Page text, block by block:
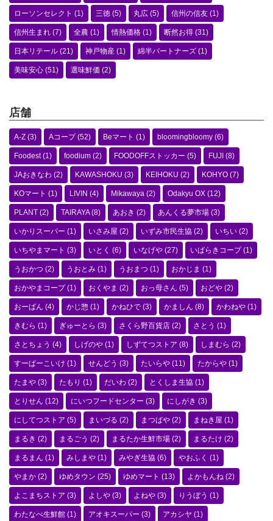
ローソンセレクト (1) 三徳 (5) 丸広 (5) 信州の信友 (1)
信州生まれ (7) 全農 (1) 情熱価格 (1) 断然お得 (31)
日本リテール (21) 神戸物産 (1) 綿半パートナーズ (1)
美味安心 (51) 選味鮮価 (2)
店舗
A-Z (3) Aコープ(52) Beマート (1) bloomingbloomy (6)
Foodest(1) foodium (2) FOODOFFストッカー (5) FUJI (8)
JAおきなわ (2) KAWASHOKU (3) KEIHOKU (2) KOHYO (7)
KOマート (1) LIVIN (4) Mikawaya (2) Odakyu OX (12)
PLANT (2) TAIRAYA(8) あおき (2) あんくる夢市場 (3)
いかりスーパー (1) いさみ屋 (2) いずみ市民生協 (2) いちい (2)
いちやまマート (3) いとく (6) いなげや (27) いばらきコープ(1)
うおかつ (2) うおとみ (1) うおまつ (1) おかじま (1)
おかやまコープ(1) おくやま (2) おっ母さん (5) おどや (2)
おーばん (4) かじ惣 (1) かねひで (3) かましん (8) かわねや (1)
きむら (1) ぎゅーとら (3) さくら野百貨店 (2) さとう (1)
さとちょう (4) しげのや (1) しずてつストア (8) しまむら (2)
すーぱーこいけ (1) せんどう (3) たいらや (11) たからや (1)
たまや (3) たもり (1) だいわ (2) とくしま生協 (1)
とりせん (12) にいつフードセンター (3) にしがき (3)
にしてつストア (5) まいづる (2) まつばや (2) まねき屋 (1)
まるき (2) まるごう (2) まるたか生鮮市場 (2) まるたけ (2)
まるまん (1) みしまや (1) みやぎ生協 (6) やおふく (1)
やまか (2) ゆめタウン (25) ゆめマート (13) よかもんね (2)
よこまちストア (3) よしや (3) よねや (3) りうぼう (1)
わたなべ生鮮館 (1) アオキスーパー (3) アカシヤ (1)